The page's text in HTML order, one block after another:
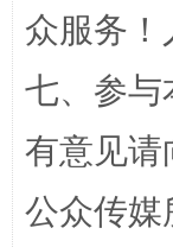
众服务！
七、参与
有意见请
公众传媒